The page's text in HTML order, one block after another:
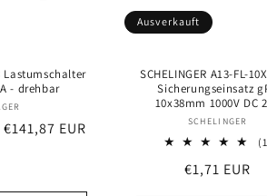
Lastumschalter
- drehbar
Anbieter:
Verkaufspreis
€141,87 EUR
Ausverkauft
SCHELINGER A13-FL-
Sicherungseinsatz
10x38mm 1000V DC
Anbieter:
SCHELINGER
Normaler
€1,71 EUR